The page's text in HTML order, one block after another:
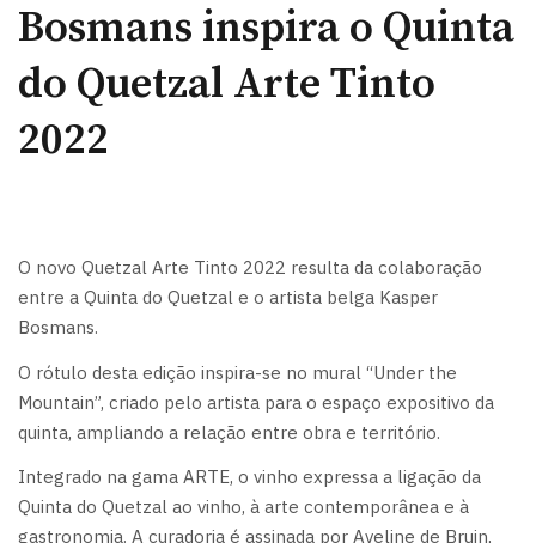
Bosmans inspira o Quinta
do Quetzal Arte Tinto
2022
O novo Quetzal Arte Tinto 2022 resulta da colaboração
entre a Quinta do Quetzal e o artista belga Kasper
Bosmans.
O rótulo desta edição inspira-se no mural “Under the
Mountain”, criado pelo artista para o espaço expositivo da
quinta, ampliando a relação entre obra e território.
Integrado na gama ARTE, o vinho expressa a ligação da
Quinta do Quetzal ao vinho, à arte contemporânea e à
gastronomia. A curadoria é assinada por Aveline de Bruin,